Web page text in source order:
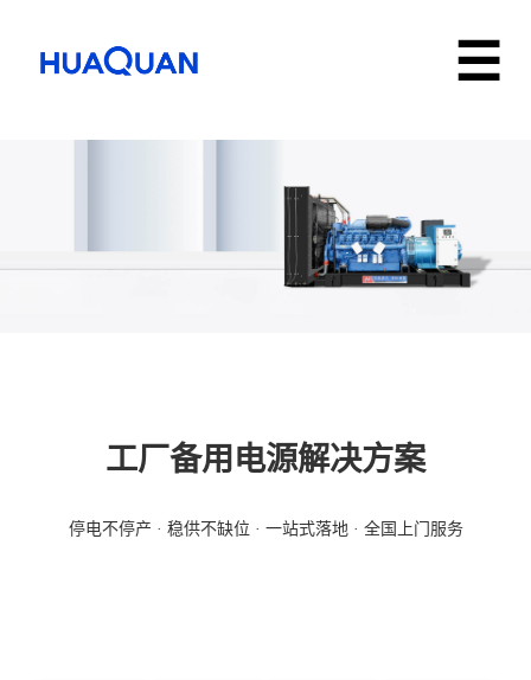
工厂备用电源解决方案
停电不停产 · 稳供不缺位 · 一站式落地 · 全国上门服务